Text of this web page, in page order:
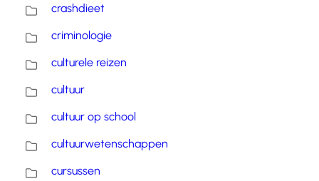
crashdieet
criminologie
culturele reizen
cultuur
cultuur op school
cultuurwetenschappen
cursussen